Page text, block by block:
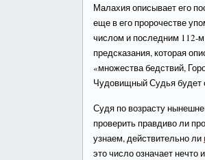
Малахия описывает его
еще в его пророчестве
числом и последним 112-
предсказания, которая
«множества бедствий,
Чудовищный Судья будет
Судя по возрасту
проверить правдиво ли
узнаем, действительно ли
это число означает нечто